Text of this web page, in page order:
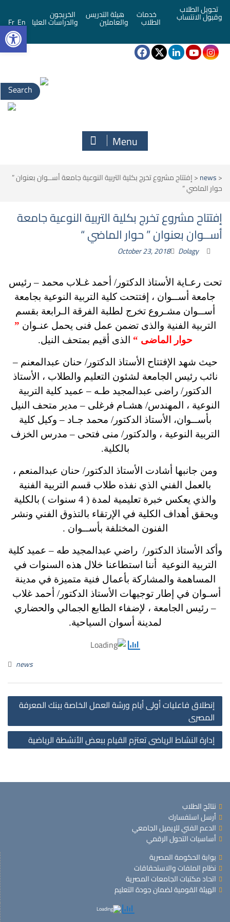
تحويل الطلاب
وقبول الانتساب خدمات
الطلاب
هيئة التدريس
والعاملين
الخريجون
والدراسات العليا En
Fr
Search
for:
Menu
<
news
<إفتتاح مشروع تخرج بكلية التربية النوعية جامعة أســوان بعنوان ”
حوار الماضي “
إفتتاح مشروع تخرج بكلية التربية النوعية جامعة
أســوان بعنوان ” حوار الماضي “
October 23, 2018 Dolagy
تحت رعـاية الأستاذ الدكتور/ أحمد غـلاب محمد – رئيس
جامعة أســوان ، إفتتحت كلية التربية النوعية بجامعة
أســوان مشـروع تخرج لطلبة الفرقة الـرابعة بقسم
التربية الفنية والذى تضمن عمل فنى يحمل عنـوان ”
حوار الماضى “ الذى أقيم بمتحف النيل.
حيث شهد الإفتتاح الأستاذ الدكتور/ حنان عبدالمعنم –
نائب رئيس الجامعة لشئون التعليم والطلاب ، الأستاذ
الدكتور/ راضى عبدالمجيد طـه – عميد كلية التربية
النوعية ، المهندس/ هشـام فرغلى – مدير متحف النيل
بأســوان، الأستاذ الدكتور/ محمد جـاد – وكيل كلية
التربية النوعية ، والدكتور/ منى فتحى – مدرس الخزف
بالكلية.
ومن جانبها أشادت الأستاذ الدكتور/ حنان عبدالمنعم ،
بالعمل الفني الذي نفذه طلاب قسم التربية الفنية
والذي يعكس خبرة تعليمية لمدة ( 4 سنوات ) بالكلية
ويحقق أهداف الكلية في الإرتقاء بالتذوق الفني ونشر
الفنون المختلفة بأســوان .
وأكد الأستاذ الدكتور/ راضي عبدالمجيد طه – عميد كلية
التربية النوعية أننا استطاعنا خلال هذه السنوات في
المساهمة والمشاركة بأعمال فنية متميزة في مدينة
أسـوان في إطار توجيهات الأستاذ الدكتور/ أحمد غلاب
– رئيس الجامعة ، لإضفاء الطابع الجمالي والحضاري
لمدينة أسوان السياحية.
news
إنطلاق فاعليات أولى أيام ورشة العمل الخاصة ببنك المعرفة
المصرى
إدارة النشاط الرياضى تعتزم القيام ببعض الأنشطة الرياضية
نتائج الطلاب
أرسل استفسارك
الدعم الفني للإيميل الجامعي
أساسيات التحول الرقمي
بوابة الحكومة المصرية
نظام الملفات والاستحقاقات
اتحاد مكتبات الجامعات المصرية
الهيئة القومية لضمان جودة التعليم